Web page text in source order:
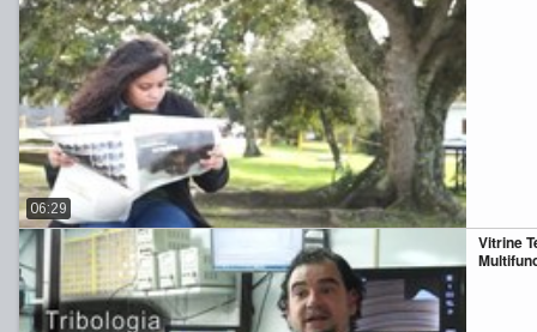
06:29
Vitrine